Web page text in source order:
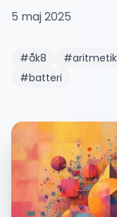
5 maj 2025
#åk8 #aritmetik
#batteri